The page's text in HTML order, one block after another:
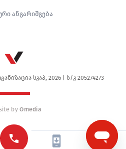
ანგარიშგება
სკაპ, 2026 | ს/კ 205274273
byOmedia